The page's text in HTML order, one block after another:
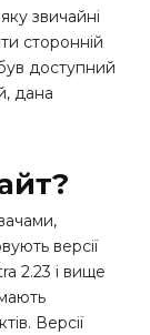
звичайні
сторонній
доступний
дана
версії
2.23 і вище
Версії